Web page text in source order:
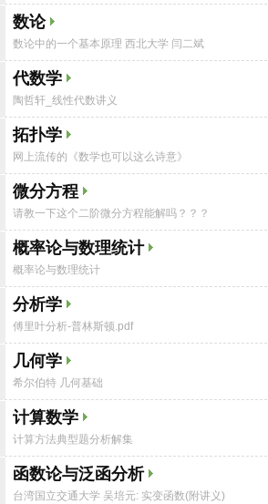
数论
数论中的一个基本原理 西北大学 闫二斌
代数学
陶哲轩_线性代数讲义
拓扑学
网上流传的《数学也可以这么诗意》
微分方程
请教一下这个二阶微分方程能解吗？？？
概率论与数理统计
概率论与数理统计
分析学
傅里叶分析-普林斯顿.pdf
几何学
希尔伯特 几何基础
计算数学
计算方法典型题分析解集
函数论与泛函分析
台湾国立交通大学 吴培元: 实变函数(附讲义)